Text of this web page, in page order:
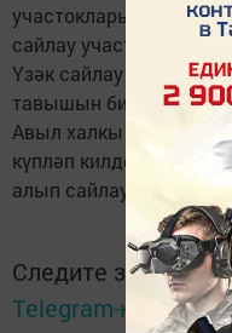
участокларын актив
сайлау участогында
Үзәк сайлау
тавышын бирде инде.
Авыл халкы
күпләп килде.
алып сайлау
Следите за
Telegram-канале